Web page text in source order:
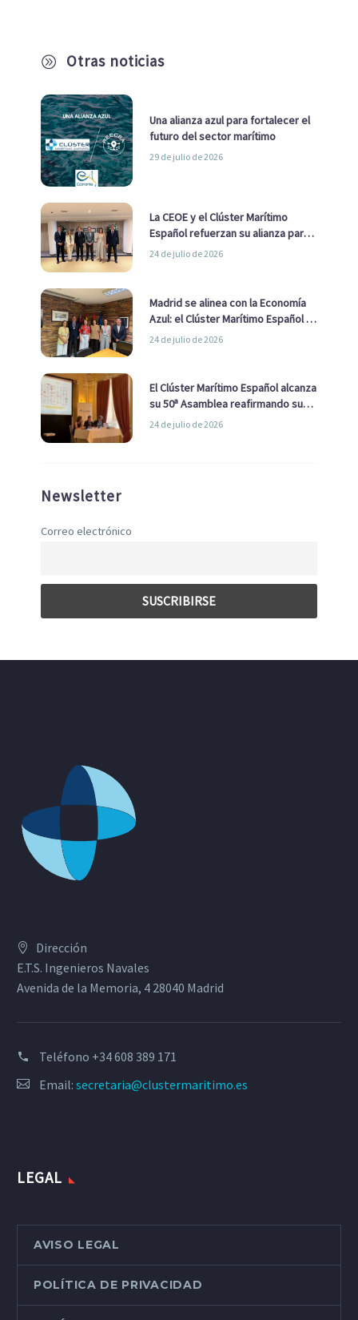
A Otras noticias
Una alianza azul para fortalecer el
futuro del sector marítimo
29 de julio de 2026
La CEOE y el Clúster Marítimo
Español refuerzan su alianza para
impulsar una estrategia Nacional
24 de julio de 2026
Madrid se alinea con la Economía
Azul: el Clúster Marítimo Español y
la Real Liga Naval avanzan alianzas
24 de julio de 2026
El Clúster Marítimo Español alcanza
su 50ª Asamblea reafirmando su
liderazgo en la Economía Azul
24 de julio de 2026
Newsletter
Correo electrónico
Dirección
E.T.S. Ingenieros Navales
Avenida de la Memoria, 4 28040 Madrid
Teléfono +34 608 389 171
Email: secretaria@clustermaritimo.es
LEGAL
AVISO LEGAL
POLÍTICA DE PRIVACIDAD